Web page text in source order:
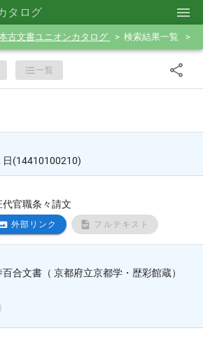
タログ
古文書ユニオンカタログ 検索結果一覧
一覧
日(14410100210)
官職条々請文
外部リンク フルテキスト
合文書（ 京都府立京都学・歴彩館蔵）